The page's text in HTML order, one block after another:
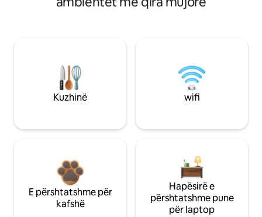
Kuzhinë wifi
E përshtatshme për
kafshë
Hapësirë e
përshtatshme pune
për laptop